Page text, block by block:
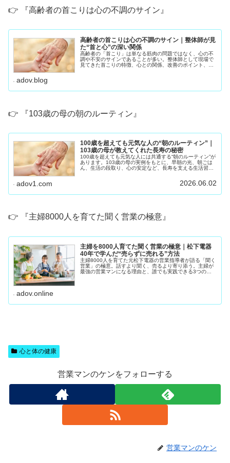
👉 『高齢者の首こりは心の不調のサイン』
高齢者の首こりは心の不調のサイン｜整体師が見
た“首と心”の深い関係
高齢者の「首こり」は単なる筋肉の問題ではなく、心の不
調や不安のサインであることが多い。整体師として現場で
見てきた首こりの特徴、心との関係、改善のポイント、
adov.blog
👉 『103歳の母の朝のルーティン』
100歳を超えても元気な人の“朝のルーティン”｜
103歳の母が教えてくれた長寿の秘密
100歳を超えても元気な人には共通する“朝のルーティン”が
あります。103歳の母の実例をもとに、早朝の光、朝ごは
ん、生活の段取り、心の安定など、長寿を支える生活習慣
adov1.com 2026.06.02
👉 『主婦8000人を育てた聞く営業の極意』
主婦を8000人育てた聞く営業の極意｜松下電器
40年で学んだ“売らずに売れる”方法
主婦8000人を育てた元松下電器の営業指導者が語る「聞く
営業」の極意。話すより聞く、売るより寄り添う。主婦が
最強の営業マンになる理由と、誰でも実践できる3つの聞
adov.online
心と体の健康
営業マンのケンをフォローする
営業マンのケン